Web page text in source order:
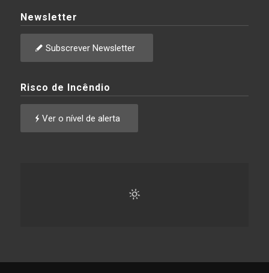
Newsletter
Subscrever Newsletter
Risco de Incêndio
Ver o nível de alerta